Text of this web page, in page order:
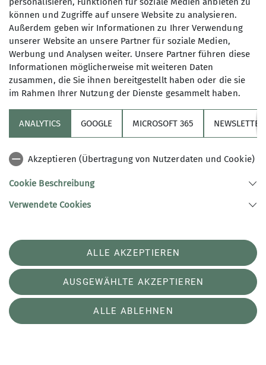
Bornholm on the Rocks
03.08.2026
Kondition
Technik
Status
Warteliste
Details
Verein
Bremer Hütte
können und Zugriffe auf unsere Website zu analysieren.
Außerdem geben wir Informationen zu Ihrer Verwendung
unserer Website an unsere Partner für soziale Medien,
Werbung und Analysen weiter. Unsere Partner führen diese
Informationen möglicherweise mit weiteren Daten
zusammen, die Sie ihnen bereitgestellt haben oder die sie
im Rahmen Ihrer Nutzung der Dienste gesammelt haben.
ANALYTICS GOOGLE MICROSOFT 365
Akzeptieren (Übertragung von Nutzerdaten und Cookie)
Cookie Beschreibung
Verwendete Cookies
ALLE AKZEPTIEREN
AUSGEWÄHLTE AKZEPTIEREN
ALLE ABLEHNEN